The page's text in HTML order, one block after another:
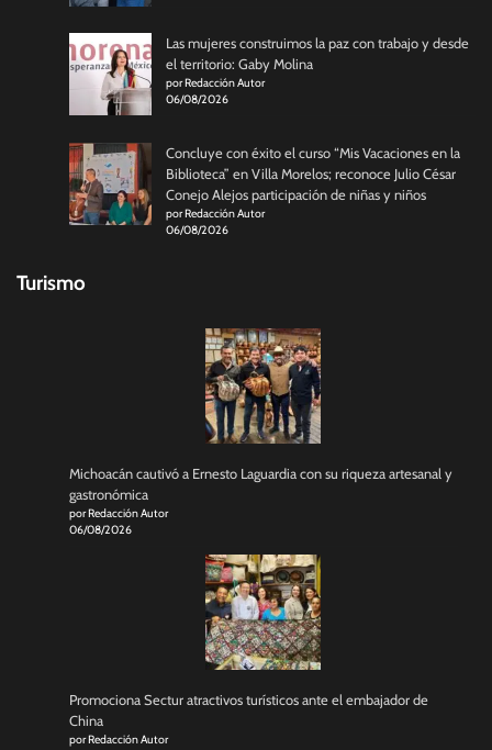
Las mujeres construimos la paz con trabajo y desde
el territorio: Gaby Molina
por Redacción Autor
06/08/2026
Concluye con éxito el curso “Mis Vacaciones en la
Biblioteca” en Villa Morelos; reconoce Julio César
Conejo Alejos participación de niñas y niños
por Redacción Autor
06/08/2026
Turismo
Michoacán cautivó a Ernesto Laguardia con su riqueza artesanal y
gastronómica
por Redacción Autor
06/08/2026
Promociona Sectur atractivos turísticos ante el embajador de
China
por Redacción Autor